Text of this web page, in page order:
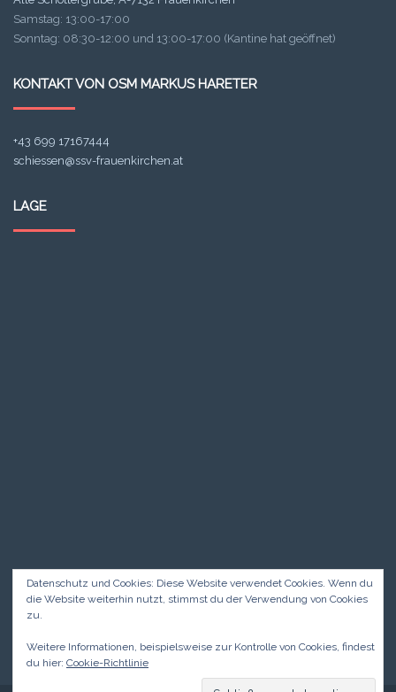
Samstag: 13:00-17:00
Sonntag: 08:30-12:00 und 13:00-17:00 (Kantine hat geöffnet)
KONTAKT VON OSM MARKUS HARETER
+43 699 17167444
schiessen@ssv-frauenkirchen.at
LAGE
Datenschutz und Cookies: Diese Website verwendet Cookies. Wenn du
die Website weiterhin nutzt, stimmst du der Verwendung von Cookies
zu.
Weitere Informationen, beispielsweise zur Kontrolle von Cookies, findest
du hier: Cookie-Richtlinie